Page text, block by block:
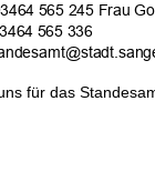
für das